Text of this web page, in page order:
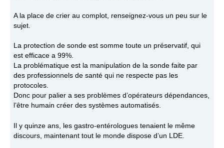
A la place de crier au complot, renseignez-vous un peu sur le
sujet.
La protection de sonde est somme toute un préservatif, qui
est efficace a 99%.
La problématique est la manipulation de la sonde faite par
des professionnels de santé qui ne respecte pas les
protocoles.
Donc pour palier a ses problèmes d’opérateurs dépendances,
l’être humain créer des systèmes automatisés.
Il y quinze ans, les gastro-entérologues tenaient le même
discours, maintenant tout le monde dispose d’un LDE.